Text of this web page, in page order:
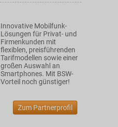
Innovative Mobilfunk-
Lösungen für Privat- und
Firmenkunden mit
flexiblen, preisführenden
Tarifmodellen sowie einer
großen Auswahl an
Smartphones. Mit BSW-
Vorteil noch günstiger!
Zum Partnerprofil